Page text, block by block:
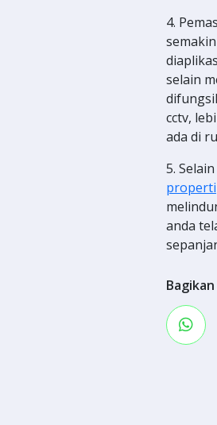
4.
selain
cctv,
ada di
5.
properti
anda